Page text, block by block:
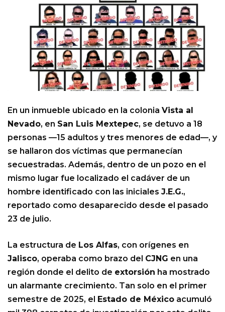
En un inmueble ubicado en la colonia Vista al
Nevado, en San Luis Mextepec, se detuvo a 18
personas —15 adultos y tres menores de edad—, y
se hallaron dos víctimas que permanecían
secuestradas. Además, dentro de un pozo en el
mismo lugar fue localizado el cadáver de un
hombre identificado con las iniciales J.E.G.,
reportado como desaparecido desde el pasado
23 de julio.
La estructura de Los Alfas, con orígenes en
Jalisco, operaba como brazo del CJNG en una
región donde el delito de extorsión ha mostrado
un alarmante crecimiento. Tan solo en el primer
semestre de 2025, el Estado de México acumuló